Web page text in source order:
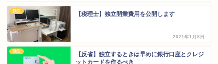
独立 【税理士】独立開業費用を公開します
2021年1月8日
独立
【反省】独立するときは早めに銀行口座とクレジ
ットカードを作るべき